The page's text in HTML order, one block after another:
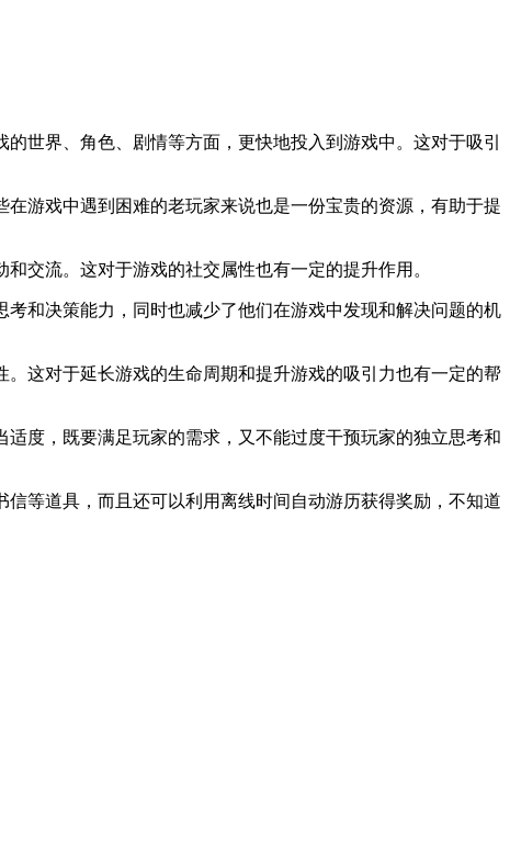
世界、角色、剧情等方面，更快地投入到游戏中。这对于吸引
游戏中遇到困难的老玩家来说也是一份宝贵的资源，有助于提
交流。这对于游戏的社交属性也有一定的提升作用。
和决策能力，同时也减少了他们在游戏中发现和解决问题的机
这对于延长游戏的生命周期和提升游戏的吸引力也有一定的帮
度，既要满足玩家的需求，又不能过度干预玩家的独立思考和
等道具，而且还可以利用离线时间自动游历获得奖励，不知道